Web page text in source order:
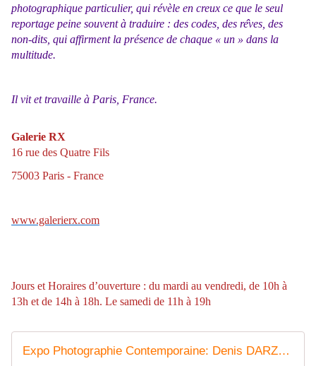
photographique particulier, qui révèle en creux ce que le seul
reportage peine souvent à traduire : des codes, des reves, des
non-dits, qui affirment la présence de chaque « un » dans la
multitude.
Il vit et travaille à Paris, France.
Galerie RX
16 rue des Quatre Fils
75003 Paris - France
www.galerierx.com
Jours et Horaires d’ouverture : du mardi au vendredi, de 10h à
13h et de 14h à 18h. Le samedi de 11h à 19h
Expo Photographie Contemporaine: Denis DARZACQ "Act &amp; Comme un seul homme" - ACTUART by Eric SIMON